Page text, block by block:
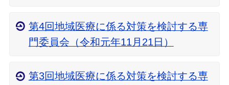
第4回地域医療に係る対策を検討する専
門委員会（令和元年11月21日）
第3回地域医療に係る対策を検討する専